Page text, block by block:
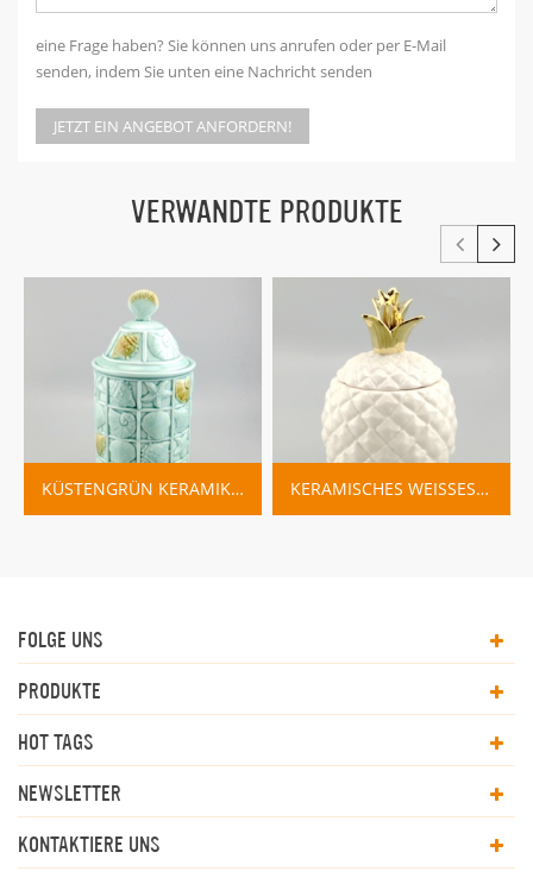
eine Frage haben? Sie können uns anrufen oder per E-Mail
senden, indem Sie unten eine Nachricht senden
JETZT EIN ANGEBOT ANFORDERN!
VERWANDTE PRODUKTE
KÜSTENGRÜN KERAMIKKANISTER HOME DECO KERAMISCHES WEISSES DEKORATIVES ANANASGLAS MIT GOLDDECKEL
FOLGE UNS
PRODUKTE
HOT TAGS
NEWSLETTER
KONTAKTIERE UNS